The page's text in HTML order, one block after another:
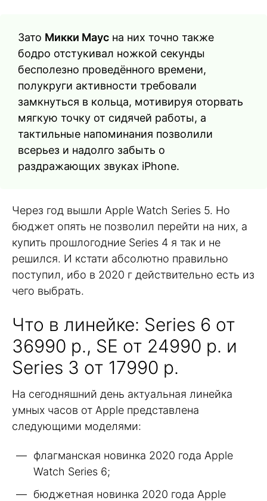
Зато Микки Маус на них точно также
бодро отстукивал ножкой секунды
бесполезно проведённого времени,
полукруги активности требовали
замкнуться в кольца, мотивируя оторвать
мягкую точку от сидячей работы, а
тактильные напоминания позволили
всерьез и надолго забыть о
раздражающих звуках iPhone.
Через год вышли Apple Watch Series 5. Но
бюджет опять не позволил перейти на них, а
купить прошлогодние Series 4 я так и не
решился. И кстати абсолютно правильно
поступил, ибо в 2020 г действительно есть из
чего выбрать.
Что в линейке: Series 6 от
36990 р., SE от 24990 р. и
Series 3 от 17990 р.
На сегодняшний день актуальная линейка
умных часов от Apple представлена
следующими моделями:
флагманская новинка 2020 года Apple
Watch Series 6;
бюджетная новинка 2020 года Apple